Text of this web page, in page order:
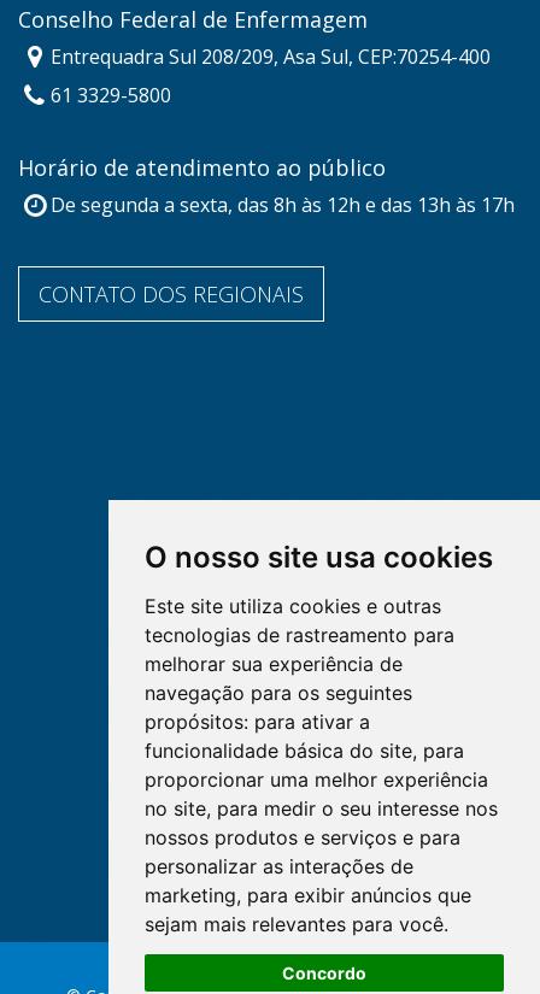
O nosso site usa cookies
Este site utiliza cookies e outras
tecnologias de rastreamento para
melhorar sua experiência de
navegação para os seguintes
propósitos: para ativar a
funcionalidade básica do site, para
proporcionar uma melhor experiência
no site, para medir o seu interesse nos
nossos produtos e serviços e para
personalizar as interações de
marketing, para exibir anúncios que
sejam mais relevantes para você.
Concordo
Conselho Federal de Enfermagem
Entrequadra Sul 208/209, Asa Sul, CEP:70254-400
61 3329-5800
Horário de atendimento ao público
De segunda a sexta, das 8h às 12h e das 13h às 17h
CONTATO DOS REGIONAIS